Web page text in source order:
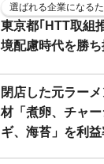
選ばれる企業になる
東京都｢HTT取組
境配慮時代を勝
閉店した元ラー
材「煮卵、チャ
ギ、海苔」を利